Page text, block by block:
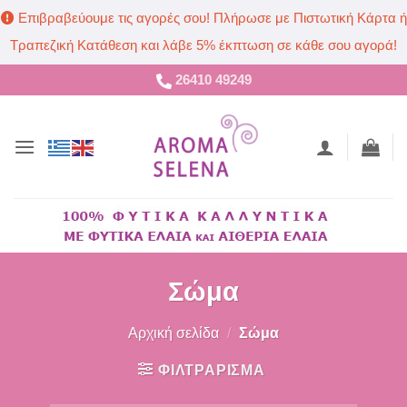
Επιβραβεύουμε τις αγορές σου! Πλήρωσε με Πιστωτική Κάρτα ή
Τραπεζική Κατάθεση και λάβε 5% έκπτωση σε κάθε σου αγορά!
στο
26410 49249
Σώμα
Αρχική σελίδα / Σώμα
ΦΙΛΤΡΑΡΙΣΜΑ